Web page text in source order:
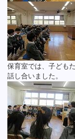
保育室では、子ども
話し合いました。